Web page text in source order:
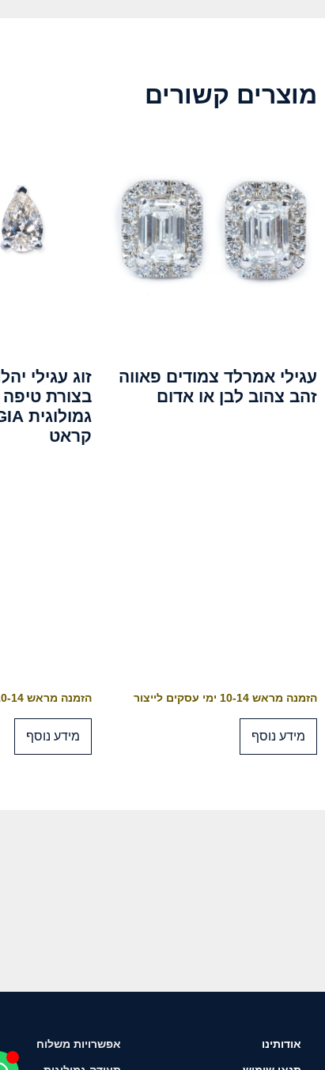
מוצרים קשורים
עגילי אמרלד צמודים פאווה
זהב צהוב לבן או אדום
הזמנה מראש 10-14 ימי עסקים לייצור
מידע נוסף
זוג עגילי
בצורת
קראט
הזמנה מראש 10-14 ימי עסקים לייצור
מידע נוסף
אודותינו אפשרויות משלוח